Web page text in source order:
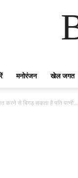
मनोरंजन खेल जगत
करने से बिगड़ सकता है पति पत्नी...